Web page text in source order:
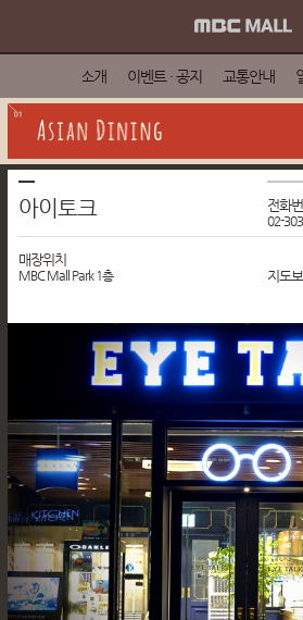
소개 이벤트 · 공지 교통안내
Asian Dining
아이토크 전화
02-
매장위치
MBC Mall Park 1층 지도보